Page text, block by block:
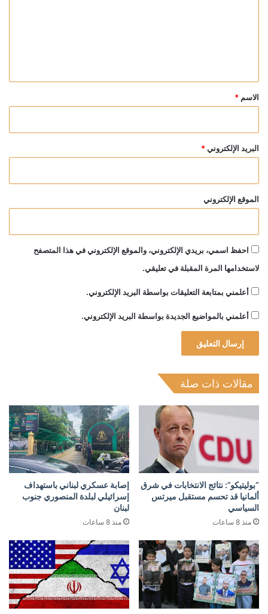
*
الاسم *
البريد الإلكتروني *
الموقع الإلكتروني
احفظ اسمي، بريدي الإلكتروني، والموقع الإلكتروني في هذا المتصفح
لاستخدامها المرة المقبلة في تعليقي.
أعلمني بمتابعة التعليقات بواسطة البريد الإلكتروني.
أعلمني بالمواضيع الجديدة بواسطة البريد الإلكتروني.
مقالات ذات صلة
“بوليتيكو”: نتائج الانتخابات في شرق
ألمانيا قد تحسم مستقبل ميرتس
السياسي
منذ 8 ساعات
إصابة عسكري لبناني باستهداف
إسرائيلي لبلدة المنصوري جنوب
لبنان
منذ 8 ساعات